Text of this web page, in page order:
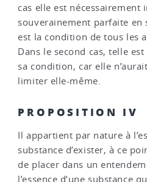
cas elle est nécessairement
souverainement parfaite en
est la condition de tous les
Dans le second cas, telle
sa condition, car elle
limiter elle-même.
PROPOSITION IV
Il appartient par nature à
substance d’exister, à ce
de placer dans un
l’essence d’une substance